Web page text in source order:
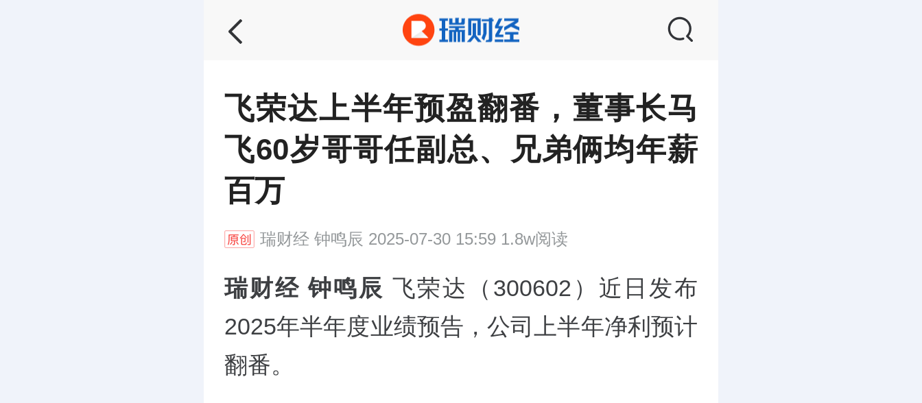
飞荣达上半年预盈翻番，董事长马
飞60岁哥哥任副总、兄弟俩均年薪
百万
瑞财经 钟鸣辰 2025-07-30 15:59 1.8w阅读
瑞财经 钟鸣辰 飞荣达（300602）近日发布
2025年半年度业绩预告，公司上半年净利预计
翻番。